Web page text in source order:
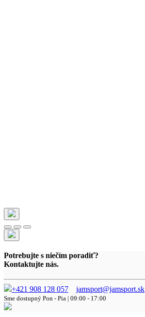
Potrebujte s niečím poradiť?
Kontaktujte nás.
+421 908 128 057 jamsport@jamsport.sk
Sme dostupný Pon - Pia | 09:00 - 17:00